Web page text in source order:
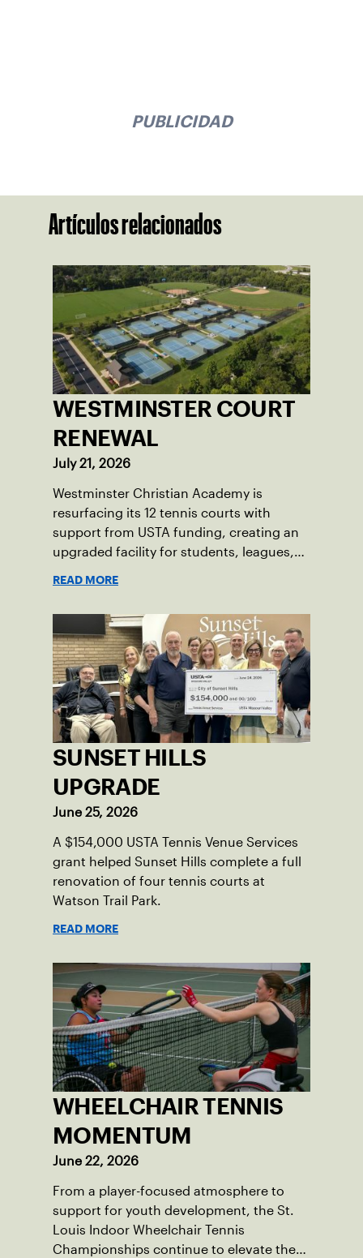
PUBLICIDAD
Artículos relacionados
WESTMINSTER COURT
RENEWAL
July 21, 2026
Westminster Christian Academy is
resurfacing its 12 tennis courts with
support from USTA funding, creating an
upgraded facility for students, leagues,
READ MORE
SUNSET HILLS
UPGRADE
June 25, 2026
A $154,000 USTA Tennis Venue Services
grant helped Sunset Hills complete a full
renovation of four tennis courts at
Watson Trail Park.
READ MORE
WHEELCHAIR TENNIS
MOMENTUM
June 22, 2026
From a player-focused atmosphere to
support for youth development, the St.
Louis Indoor Wheelchair Tennis
Championships continue to elevate the